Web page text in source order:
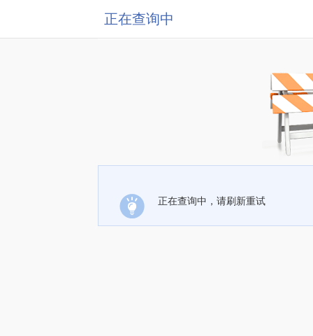
正在查询中
正在查询中，请刷新重试